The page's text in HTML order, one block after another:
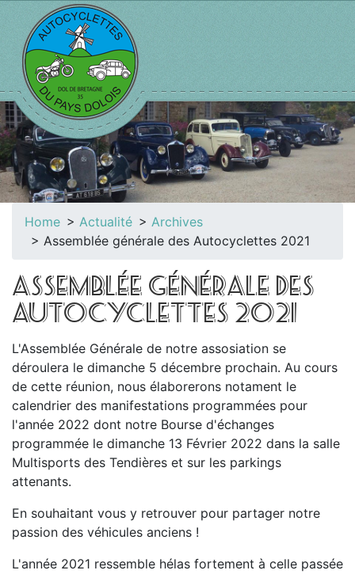
Home Actualité
Archives
Assemblée générale des Autocyclettes 2021
ASSEMBLÉE GÉNÉRALE DES
AUTOCYCLETTES 2021
L'Assemblée Générale de notre assosiation se
déroulera le dimanche 5 décembre prochain. Au cours
de cette réunion, nous élaborerons notament le
calendrier des manifestations programmées pour
l'année 2022 dont notre Bourse d'échanges
programmée le dimanche 13 Février 2022 dans la salle
Multisports des Tendières et sur les parkings
attenants.
En souhaitant vous y retrouver pour partager notre
passion des véhicules anciens !
L'année 2021 ressemble hélas fortement à celle passée